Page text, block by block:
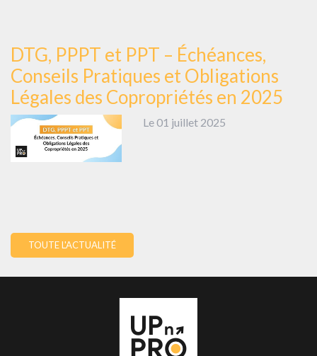
DTG, PPPT et PPT – Échéances,
Conseils Pratiques et Obligations
Légales des Copropriétés en 2025
Le 01 juillet 2025
TOUTE L'ACTUALITÉ